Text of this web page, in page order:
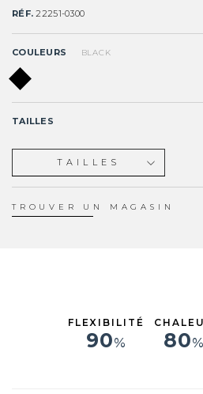
RÉF. 22251-0300
COULEURS BLACK
TAILLES
TAILLES
S
ST
TROUVER UN MAGASIN
FLEXIBILITÉ
90% 80%